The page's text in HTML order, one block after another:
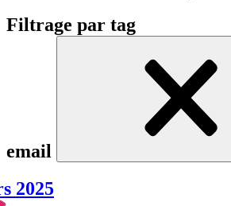
Filtrage par tag
email
2025